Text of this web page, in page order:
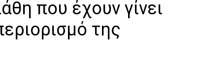
που έχουν γίνει
της